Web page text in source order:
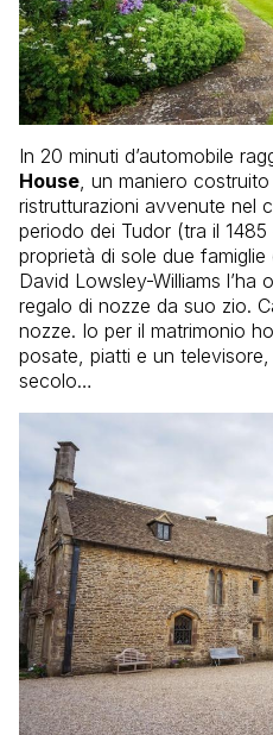
In 20 minuti d’automobile
House, un maniero
ristrutturazioni avvenute nel
periodo dei Tudor (tra il
proprietà di sole due famiglie
David Lowsley-Williams l’ha
regalo di nozze da suo zio.
nozze. Io per il matrimonio
posate, piatti e un
secolo…